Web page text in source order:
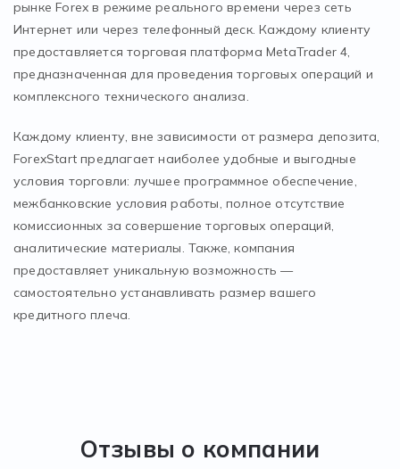
рынке Forex в режиме реального времени через сеть
Интернет или через телефонный деск. Каждому клиенту
предоставляется торговая платформа MetaTrader 4,
предназначенная для проведения торговых операций и
комплексного технического анализа.
Каждому клиенту, вне зависимости от размера депозита,
ForexStart предлагает наиболее удобные и выгодные
условия торговли: лучшее программное обеспечение,
межбанковские условия работы, полное отсутствие
комиссионных за совершение торговых операций,
аналитические материалы. Также, компания
предоставляет уникальную возможность —
самостоятельно устанавливать размер вашего
кредитного плеча.
Отзывы о компании